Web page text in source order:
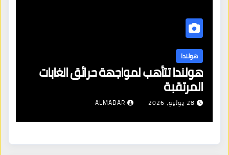
هولندا تتجاوز مهلة
مناخ بونير وسط اتهامات
28 يوليو، 2026
حرائق الغابات